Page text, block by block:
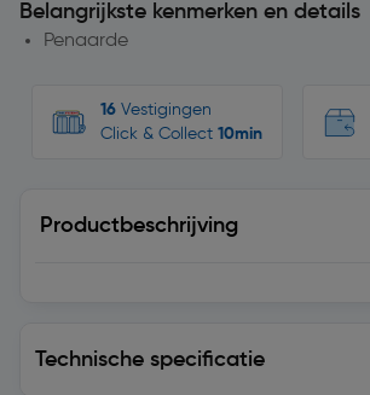
Belangrijkste kenmerken en details
Penaarde
16 Vestigingen
Click & Collect 10min
Productbeschrijving
Technische specificatie